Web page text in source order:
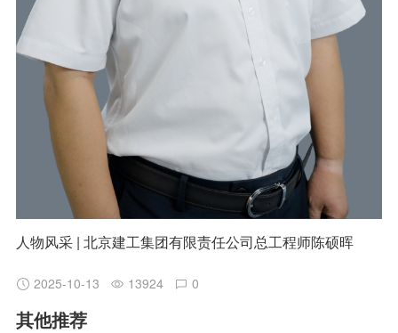
人物风采 | 北京建工集团有限责任公司总工程师陈硕晖
2025-10-13 13924 0
其他推荐